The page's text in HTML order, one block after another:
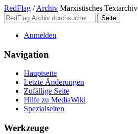
RedFlag / Archiv Marxistisches Textarchiv
Anmelden
Navigation
Hauptseite
Letzte Änderungen
Zufällige Seite
Hilfe zu MediaWiki
Spezialseiten
Werkzeuge